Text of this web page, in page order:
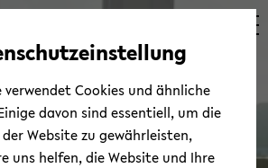
Automatische
vermeiden
zum
wechseln
zum
wechseln
zum
wechseln
verwendet Cookies und ähnliche
davon sind essentiell, um die
Website zu gewährleisten,
uns helfen, die Website und Ihre